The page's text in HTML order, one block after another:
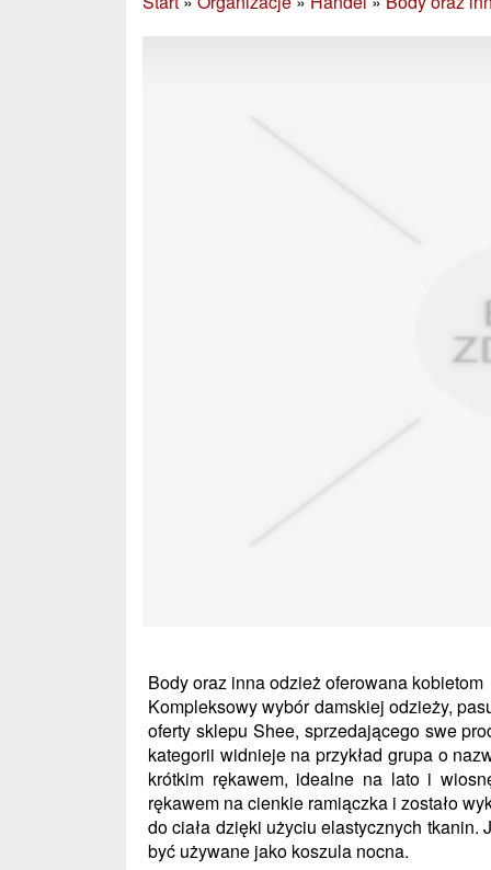
Body oraz inna odzież oferowana kobietom
Kompleksowy wybór damskiej odzieży,
oferty sklepu Shee, sprzedającego swe
kategorii widnieje na przykład grupa o
krótkim rękawem, idealne na lato i
rękawem na cienkie ramiączka i zostało
do ciała dzięki użyciu elastycznych
być używane jako koszula nocna.